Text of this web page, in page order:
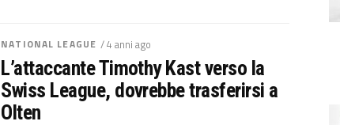
NATIONAL LEAGUE / 4 anni ago
L’attaccante Timothy Kast verso la
Swiss League, dovrebbe trasferirsi a
Olten